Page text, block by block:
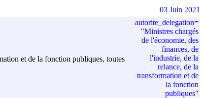
et de la fonction publiques, toutes
autorite_delegation=
"Ministres chargés
de l'économie, des
finances, de
l'industrie, de la
relance, de la
transformation et de
la fonction
publiques"
03 Juin 2021